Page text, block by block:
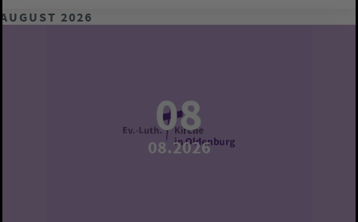
AUGUST 2026
08
08.2026